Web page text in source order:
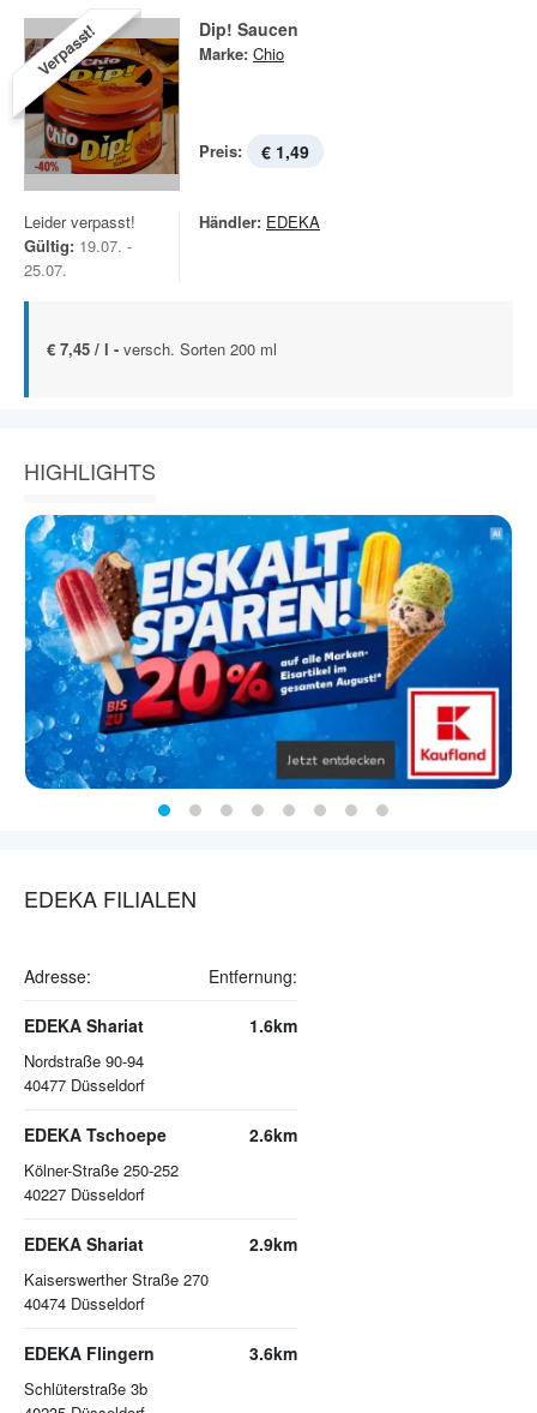
Verpasst! Dip! Saucen
Marke: Chio
Preis: € 1,49
Leider verpasst!
Gültig: 19.07. -
25.07.
Händler: EDEKA
€ 7,45 / l - versch. Sorten 200 ml
HIGHLIGHTS
EDEKA FILIALEN
Adresse: Entfernung:
EDEKA Shariat
Nordstraße 90-94
40477 Düsseldorf
1.6km
EDEKA Tschoepe
Kölner-Straße 250-252
40227 Düsseldorf
2.6km
EDEKA Shariat
Kaiserswerther Straße 270
40474 Düsseldorf
2.9km
EDEKA Flingern
Schlüterstraße 3b
3.6km